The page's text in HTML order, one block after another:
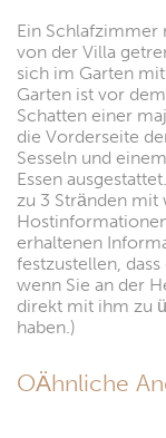
Ein
von der Villa
sich im Garten
Garten ist vor
Schatten einer
die Vorderseite
Sesseln und
Essen
zu 3 Stränden mit
erhaltenen
festzustellen,
wenn Sie an der
direkt mit ihm zu
haben.)
OÄhnliche